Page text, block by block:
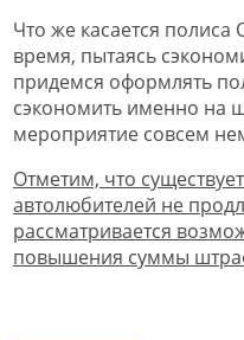
Что же касается полиса
время, пытаясь
придемся оформлять
сэкономить именно на
мероприятие совсем
Отметим, что
автолюбителей не
рассматривается
повышения суммы